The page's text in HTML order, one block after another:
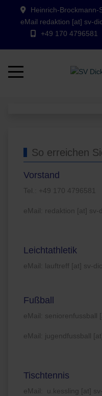
Heinrich-Brockmann-
eMail redaktion [at] sv-
+49 170 4796581
Mobile Menu Toggle
So erreichen
Vorstand
Tel.: +49 170 4796581
eMail: redaktion [at] sv-
Leichtathletik
eMail: lauftreff [at] sv-
Fußball
eMail: seniorenfussball
eMail: jugendfussball
Tischtennis
eMail: u.kessling [at]